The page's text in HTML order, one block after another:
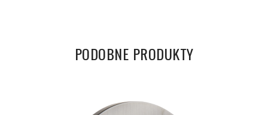
PODOBNE PRODUKTY